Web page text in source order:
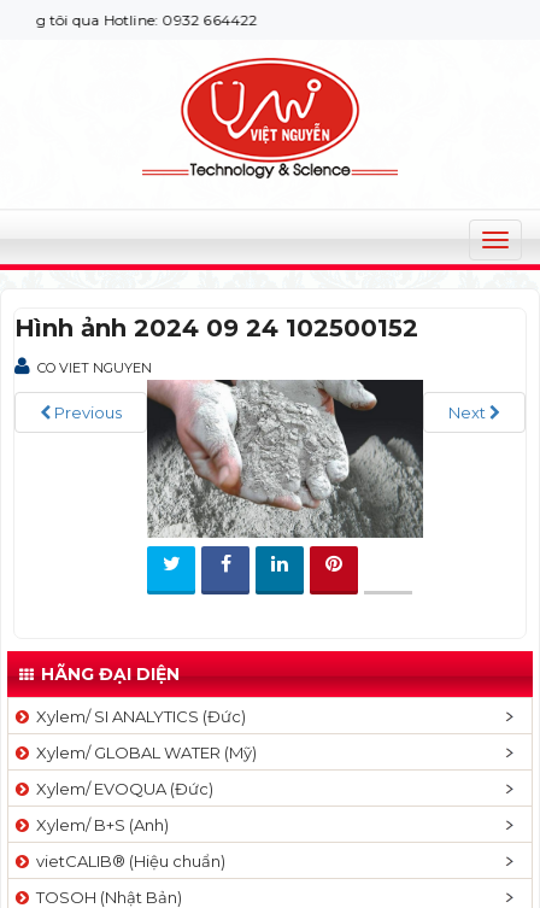
tôi qua Hotline: 0932 664422
T
o
n
a
Hình ảnh 2024 09 24 102500152
CO VIET NGUYEN
Previous Next
HÃNG ĐẠI DIỆN
Xylem/ SI ANALYTICS (Đức)
Xylem/ GLOBAL WATER (Mỹ)
Xylem/ EVOQUA (Đức)
Xylem/ B+S (Anh)
vietCALIB® (Hiệu chuẩn)
TOSOH (Nhật Bản)